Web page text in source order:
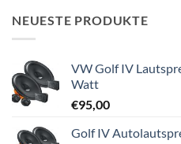
NEUESTE PRODUKTE
VW Golf IV
Watt
€95,00
Golf IV